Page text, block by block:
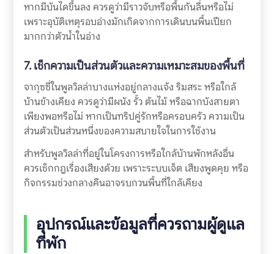
หากมีบันไดขึ้นลง ควรดูว่ามีราวจับหรือพื้นกันลื่นหรือไม่
เพราะอุบัติเหตุรอบอ่างมักเกิดจากการเดินบนพื้นเปียก
มากกว่าตัวน้ำในอ่าง
7. เช็กความเป็นส่วนตัวและความเหมาะสมของพื้นที่
จากุซซี่ในพูลวิลล่าบางแห่งอยู่กลางแจ้ง ริมสระ หรือใกล้
บ้านข้างเคียง ควรดูว่ามีผนัง รั้ว ต้นไม้ หรือฉากบังสายตา
เพียงพอหรือไม่ หากเป็นทริปคู่รักหรือครอบครัว ความเป็น
ส่วนตัวเป็นส่วนหนึ่งของความสบายใจในการใช้งาน
สำหรับพูลวิลล่าที่อยู่ในโครงการหรือใกล้บ้านพักหลังอื่น
ควรเช็กกฎเรื่องเสียงด้วย เพราะระบบเจ็ต เสียงพูดคุย หรือ
กิจกรรมช่วงกลางคืนอาจรบกวนพื้นที่ใกล้เคียง
อุปกรณ์และข้อมูลที่ควรถามผู้ดูแล
ที่พัก